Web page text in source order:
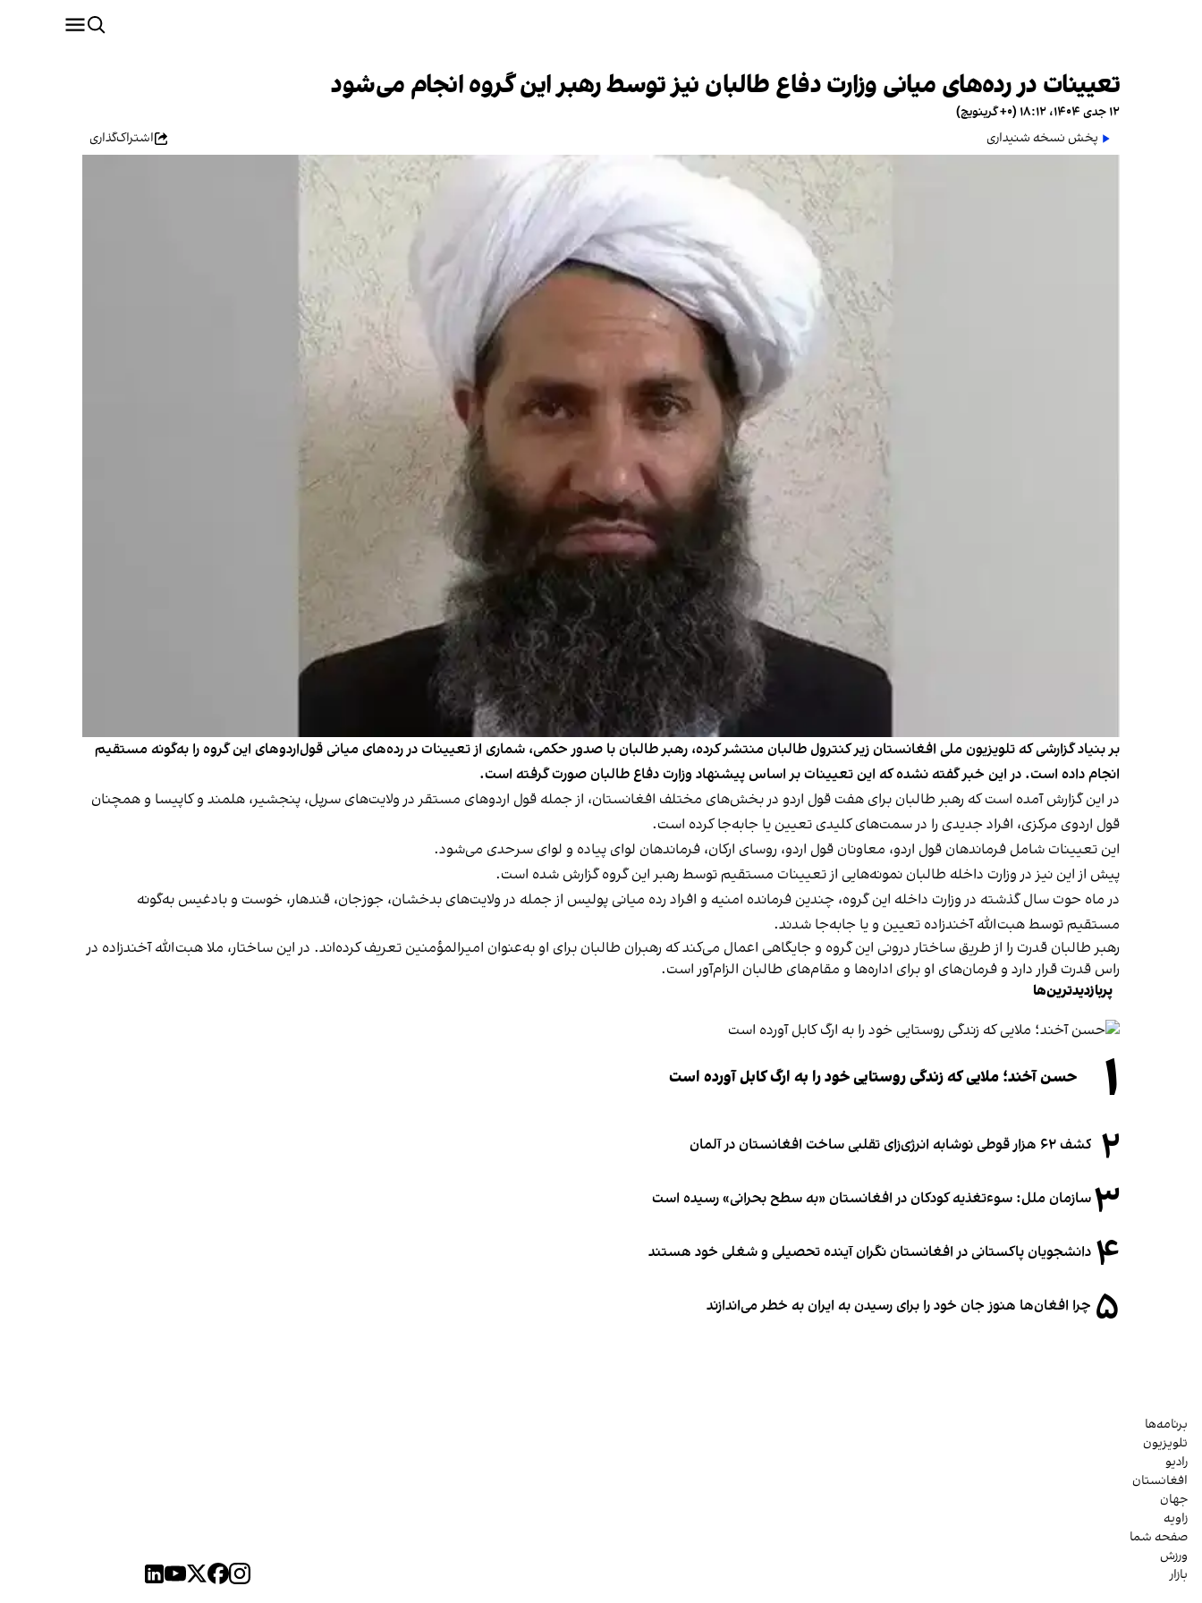
تعیینات در رده‌های میانی وزارت دفاع طالبان نیز توسط رهبر این گروه انجام می‌شود
۱۲ جدی ۱۴۰۴، ۱۸:۱۲ (‎+۰ گرینویچ)
پخش نسخه شنیداری
اشتراک‌گذاری
بر بنیاد گزارشی که تلویزیون ملی افغانستان زیر کنترول طالبان منتشر کرده، رهبر طالبان با صدور حکمی، شماری از تعیینات در رده‌های میانی قول‌اردوهای این گروه را به‌گونه مستقیم
انجام داده است. در این خبر گفته نشده که این تعیینات بر اساس پیشنهاد وزارت دفاع طالبان صورت گرفته است.
در این گزارش آمده است که رهبر طالبان برای هفت قول اردو در بخش‌های مختلف افغانستان، از جمله قول اردوهای مستقر در ولایت‌های سرپل، پنجشیر، هلمند و کاپیسا و همچنان
قول اردوی مرکزی، افراد جدیدی را در سمت‌های کلیدی تعیین یا جابه‌جا کرده است.
این تعیینات شامل فرماندهان قول اردو، معاونان قول اردو، روسای ارکان، فرماندهان لوای پیاده و لوای سرحدی می‌شود.
پیش از این نیز در وزارت داخله طالبان نمونه‌هایی از تعیینات مستقیم توسط رهبر این گروه گزارش شده است.
در ماه حوت سال گذشته در وزارت داخله این گروه، چندین فرمانده امنیه و افراد رده میانی پولیس از جمله در ولایت‌های بدخشان، جوزجان، قندهار، خوست و بادغیس به‌گونه
مستقیم توسط هبت‌الله آخندزاده تعیین و یا جابه‌جا شدند.
رهبر طالبان قدرت را از طریق ساختار درونی این گروه و جایگاهی اعمال می‌کند که رهبران طالبان برای او به‌عنوان امیرالمؤمنین تعریف کرده‌اند. در این ساختار، ملا هبت‌الله آخندزاده در
راس قدرت قرار دارد و فرمان‌های او برای اداره‌ها و مقام‌های طالبان الزام‌آور است.
پربازدیدترین‌ها
۱ حسن آخند؛ ملایی که زندگی روستایی خود را به ارگ کابل آورده است
۲ کشف ۶۲ هزار قوطی نوشابه انرژی‌زای تقلبی ساخت افغانستان در آلمان
۳سازمان ملل: سوء‌تغذیه کودکان در افغانستان «به سطح بحرانی» رسیده است
۴ دانشجویان پاکستانی در افغانستان نگران آینده تحصیلی و شغلی خود هستند
۵ چرا افغان‌ها هنوز جان خود را برای رسیدن به ایران به خطر می‌اندازند
برنامه‌ها
تلویزیون
رادیو
افغانستان
جهان
زاویه
صفحه شما
ورزش
بازار